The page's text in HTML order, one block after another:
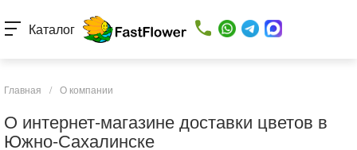
Каталог
Главная / О компании
О интернет-магазине доставки цветов в
Южно-Сахалинске